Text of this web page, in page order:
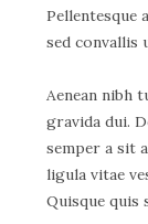
Pellentesque
sed convallis
Aenean nibh
gravida dui.
semper a sit
ligula vitae
Quisque quis